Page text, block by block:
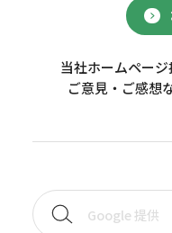
当社ホームペー
ご意見・ご感想